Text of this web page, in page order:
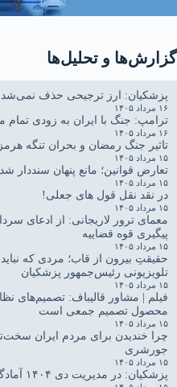
گزارش‌ها و تحلیل‌ها
پزشکیان: ارز ترجیحی حذف
۱۶ مرداد ۱۴۰۵
ترامپ: جنگ با ایران به زودی
۱۶ مرداد ۱۴۰۵
تاثیر جنگ رمضان و بحران تنگه هرمز
۱۵ مرداد ۱۴۰۵
تعارض قوانین؛ مانع پنهان
۱۵ مرداد ۱۴۰۵
در نقد نقل قول های جعلی!
۱۵ مرداد ۱۴۰۵
معمای ترور لاریجانی: از ادعای
پیگیری قوه قضاییه
۱۵ مرداد ۱۴۰۵
حقیقتِ بیرون از قاب؛ مردی که
تلویزیونی رئیس‌جمهور پزشکیان
۱۵ مرداد ۱۴۰۵
فیلم | مشاور قالیباف: تصمیم‌های
محصول تصمیم جمعی است
۱۵ مرداد ۱۴۰۵
چرا خندیدن برای مردم ایران
جورشری
۱۵ مرداد ۱۴۰۵
پزشکیان: در مدیریت دی ۱۴۰۴ آمادگی لازم نبود